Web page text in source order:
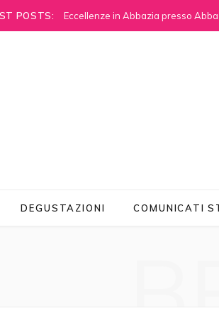
POSTS: Eccellenze in Abbazia presso
DEGUSTAZIONI COMUNICATI